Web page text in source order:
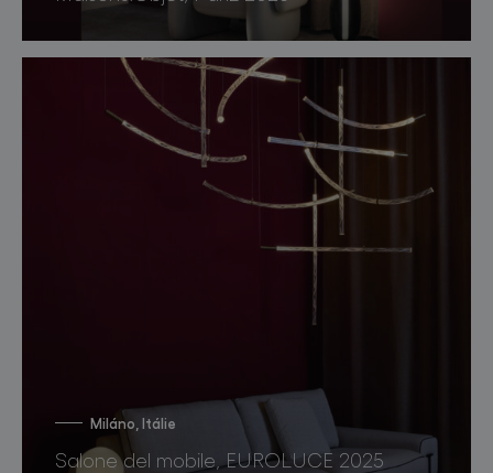
Miláno, Itálie
Salone del mobile, EUROLUCE 2025